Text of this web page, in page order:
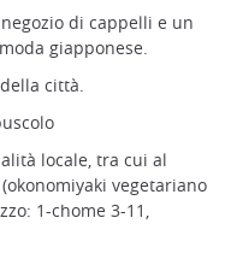
di cappelli e un
giapponese.
città.
locale, tra cui al
vegetariano
1-chome 3-11,